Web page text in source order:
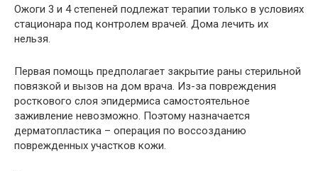
Ожоги 3 и 4 степеней подлежат терапии только в условиях
стационара под контролем врачей. Дома лечить их
нельзя.
Первая помощь предполагает закрытие раны стерильной
повязкой и вызов на дом врача. Из-за повреждения
росткового слоя эпидермиса самостоятельное
заживление невозможно. Поэтому назначается
дерматопластика – операция по воссозданию
поврежденных участков кожи.